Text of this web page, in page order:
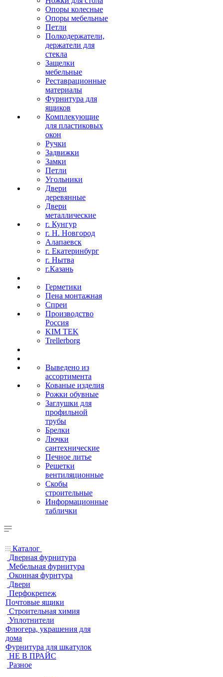
Опоры колесные
Опоры мебельные
Петли
Полкодержатели,
держатели для
стекла
Защелки
мебельные
Реставрационные
материалы
Фурнитура для
ящиков
Комплекующие
для пластиковых
окон
Ручки
Задвижки
Замки
Петли
Угольники
Двери
деревянные
Двери
металлические
г. Кунгур
г. Н. Новгород
Алапаевск
г. Екатеринбург
г. Нытва
г.Казань
Герметики
Пена монтажная
Спреи
Производство
Россия
KIM TEK
Trellerborg
Выведено из
ассортимента
Кованые изделия
Рожки обувные
Заглушки для
профильной
трубы
Брелки
Лючки
сантехнические
Печное литье
Решетки
вентиляционные
Скобы
строительные
Информационные
таблички
Каталог
Дверная фурнитура
Мебельная фурнитура
Оконная фурнтура
Двери
Перфокрепеж
Почтовые ящики
Строительная химия
Уплотнители
Флюгера, украшения для
дома
Фурнитура для шкатулок
НЕ В ПРАЙС
Разное